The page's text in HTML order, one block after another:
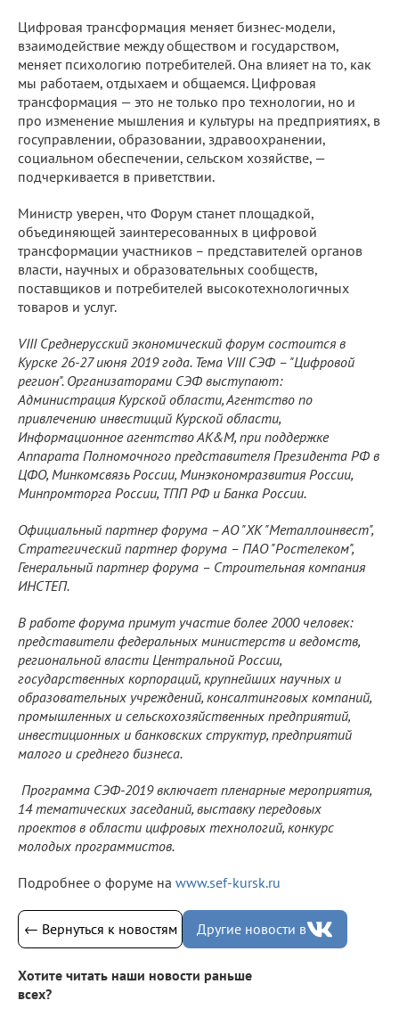
Цифровая трансформация меняет бизнес-модели,
взаимодействие между обществом и государством,
меняет психологию потребителей. Она влияет на то, как
мы работаем, отдыхаем и общаемся. Цифровая
трансформация — это не только про технологии, но и
про изменение мышления и культуры на предприятиях, в
госуправлении, образовании, здравоохранении,
социальном обеспечении, сельском хозяйстве, —
подчеркивается в приветствии.
Министр уверен, что Форум станет площадкой,
объединяющей заинтересованных в цифровой
трансформации участников – представителей органов
власти, научных и образовательных сообществ,
поставщиков и потребителей высокотехнологичных
товаров и услуг.
VIIIСреднерусский экономический форум состоится в
Курске 26-27 июня 2019 года. Тема VIII СЭФ – "Цифровой
регион". Организаторами СЭФ выступают:
Администрация Курской области, Агентство по
привлечению инвестиций Курской области,
Информационное агентство АК&М, при поддержке
Аппарата Полномочного представителя Президента РФ в
ЦФО, Минкомсвязь России, Минэкономразвития России,
Минпромторга России, ТПП РФ и Банка России.
Официальный партнер форума –АО "ХК "Металлоинвест",
Стратегический партнер форума – ПАО "Ростелеком",
Генеральный партнер форума – Строительная компания
ИНСТЕП.
В работе форума примут участие более 2000 человек:
представители федеральных министерств и ведомств,
региональной власти Центральной России,
государственных корпораций, крупнейших научных и
образовательных учреждений, консалтинговых компаний,
промышленных и сельскохозяйственных предприятий,
инвестиционных и банковских структур, предприятий
малого и среднего бизнеса.
Программа СЭФ-2019 включает пленарные мероприятия,
14 тематических заседаний, выставку передовых
проектов в области цифровых технологий, конкурс
молодых программистов.
Подробнее о форуме на www.sef-kursk.ru
← Вернуться к новостям Другие новости в
Хотите читать наши новости раньше
всех?